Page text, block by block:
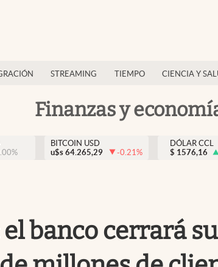
STREAMING TIEMPO CIENCIA Y
Finanzas y
%
BITCOIN USD
u$s 64.265,29 -0.21%
DÓLAR CCL
$ 1576,16
banco cerrará